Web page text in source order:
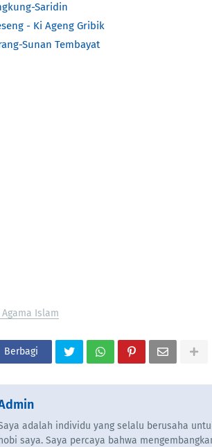
Saridin
- Ki Ageng Gribik
Sunan Tembayat
Islam
Berbagi
adalah individu yang selalu berusaha
hobi saya. Saya percaya bahwa